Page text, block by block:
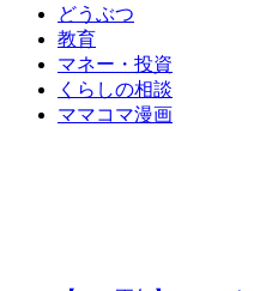
どうぶつ
教育
マネー・投資
くらしの相談
ママコマ漫画